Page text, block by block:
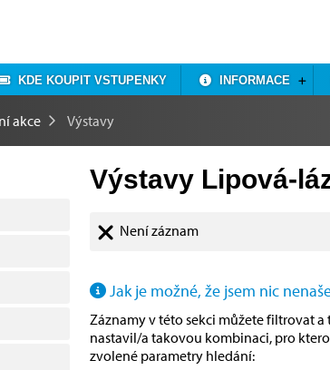
KDE KOUPIT VSTUPENKY INFORMACE
akce Výstavy
Výstavy Lipová-
Není záznam
Jak je možné, že jsem nic
Záznamy v této sekci můžete filtrovat
nastavil/a takovou kombinaci, pro
zvolené parametry hledání: